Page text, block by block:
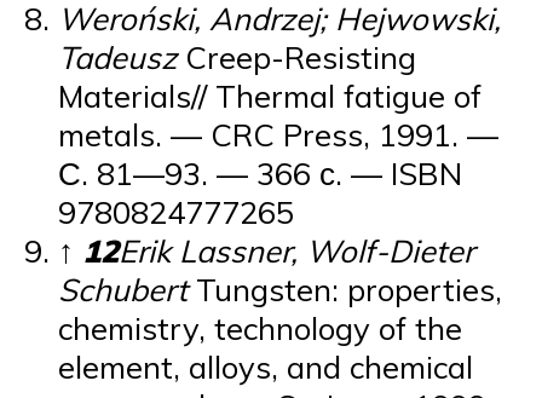
Weroński, Andrzej; Hejwowski,
TadeuszCreep-Resisting
Materials// Thermal fatigue of
metals. — CRC Press, 1991. —
С. 81—93. — 366 с. — ISBN
9780824777265
↑ 12Erik Lassner, Wolf-Dieter
SchubertTungsten: properties,
chemistry, technology of the
element, alloys, and chemical